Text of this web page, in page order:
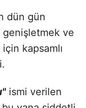
dün gün
ve
kapsamlı
ismi verilen